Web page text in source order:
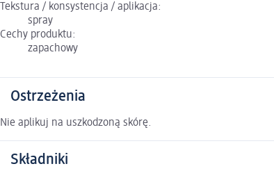
Tekstura / konsystencja / aplikacja:
spray
Cechy produktu:
zapachowy
Ostrzeżenia
Nie aplikuj na uszkodzoną skórę.
Składniki